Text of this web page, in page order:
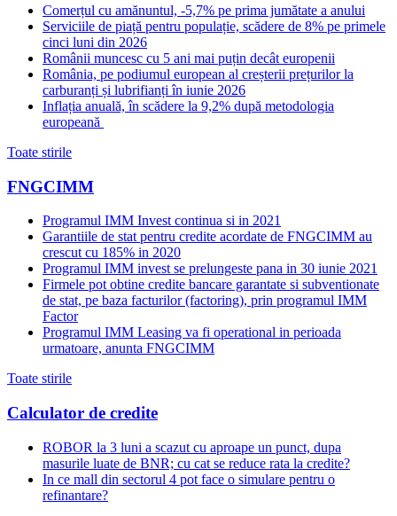
Comerțul cu amănuntul, -5,7% pe prima jumătate a anului
Serviciile de piață pentru populație, scădere de 8% pe primele
cinci luni din 2026
Românii muncesc cu 5 ani mai puțin decât europenii
România, pe podiumul european al creșterii prețurilor la
carburanți și lubrifianți în iunie 2026
Inflația anuală, în scădere la 9,2% după metodologia
europeană
Toate stirile
FNGCIMM
Programul IMM Invest continua si in 2021
Garantiile de stat pentru credite acordate de FNGCIMM au
crescut cu 185% in 2020
Programul IMM invest se prelungeste pana in 30 iunie 2021
Firmele pot obtine credite bancare garantate si subventionate
de stat, pe baza facturilor (factoring), prin programul IMM
Factor
Programul IMM Leasing va fi operational in perioada
urmatoare, anunta FNGCIMM
Toate stirile
Calculator de credite
ROBOR la 3 luni a scazut cu aproape un punct, dupa
masurile luate de BNR; cu cat se reduce rata la credite?
In ce mall din sectorul 4 pot face o simulare pentru o
refinantare?